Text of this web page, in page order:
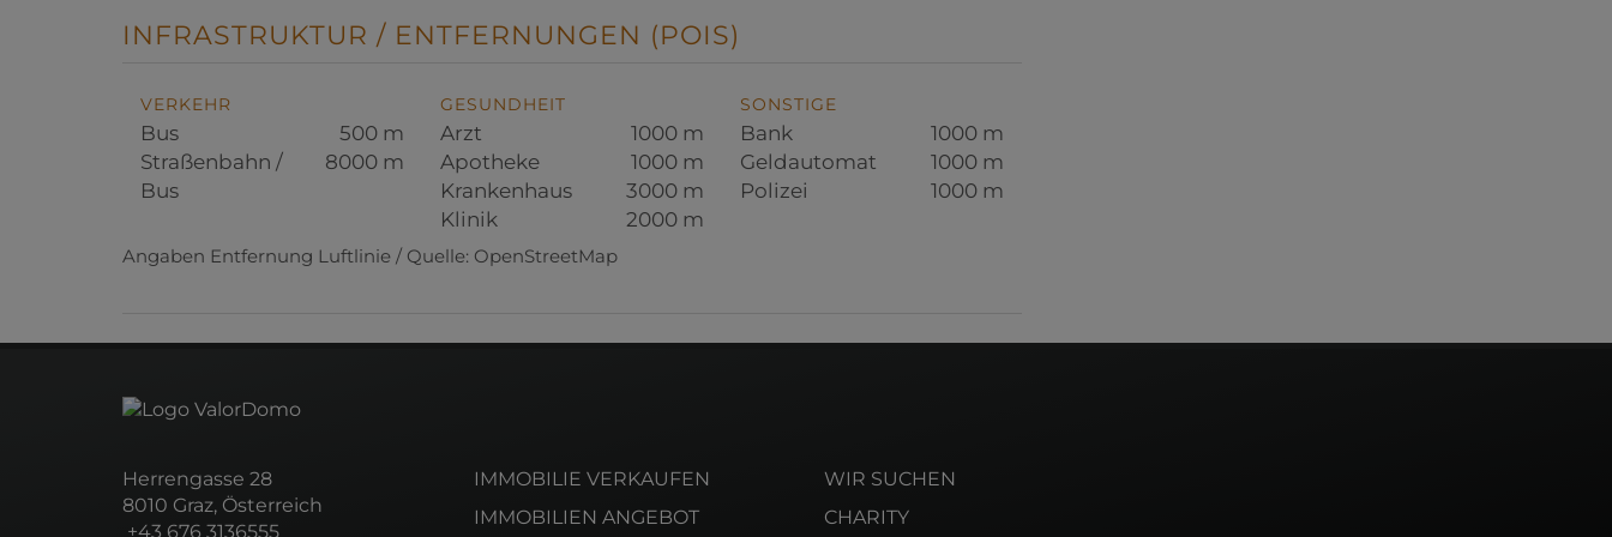
INFRASTRUKTUR / ENTFERNUNGEN (POIS)
VERKEHR
Bus
500 m
Straßenbahn /
Bus
8000 m
GESUNDHEIT
Arzt
1000 m
Apotheke
1000 m
Krankenhaus
3000 m
Klinik
2000 m
SONSTIGE
Bank
1000 m
Geldautomat
1000 m
Polizei
1000 m
Angaben Entfernung Luftlinie / Quelle: OpenStreetMap
Herrengasse 28
8010 Graz, Österreich
+43 676 3136555
IMMOBILIE VERKAUFEN
IMMOBILIEN ANGEBOT
WIR SUCHEN
CHARITY